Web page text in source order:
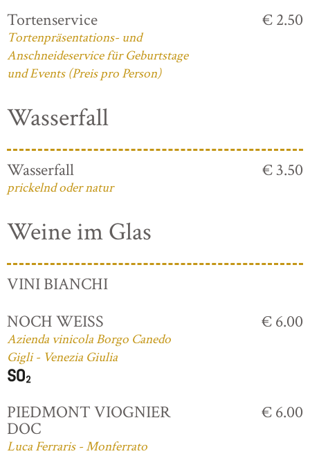
Tortenservice
Tortenpräsentations- und
Anschneideservice für Geburtstage
und Events (Preis pro Person)
€ 2.50
Wasserfall
Wasserfall
prickelnd oder natur
€ 3.50
Weine im Glas
VINI BIANCHI
NOCH WEISS
Azienda vinicola Borgo Canedo
Gigli - Venezia Giulia
€ 6.00
PIEDMONT VIOGNIER
DOC
Luca Ferraris - Monferrato
€ 6.00